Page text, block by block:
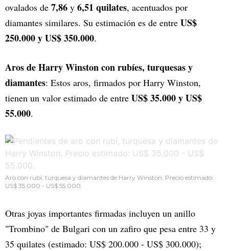
ovalados de 7,86 y 6,51 quilates, acentuados por
diamantes similares. Su estimación es de entre US$
250.000 y US$ 350.000.
Aros de Harry Winston con rubíes, turquesas y
diamantes: Estos aros, firmados por Harry Winston,
tienen un valor estimado de entre US$ 35.000 y US$
55.000.
Aro con rubí, turquesa y diamantes de Harry Winston. Precio estimado:
US$ 35.000 - US$ 55.000.
Otras joyas importantes firmadas incluyen un anillo
"Trombino" de Bulgari con un zafiro que pesa entre 33 y
35 quilates (estimado: US$ 200.000 - US$ 300.000);